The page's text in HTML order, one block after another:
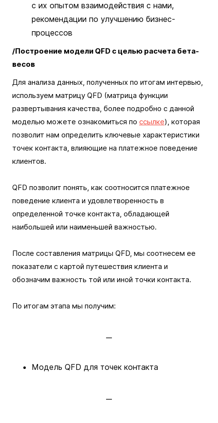
с их опытом взаимодействия с нами,
рекомендации по улучшению бизнес-
процессов
/Построение модели QFD с целью расчета бета-
весов
Для анализа данных, полученных по итогам интервью,
используем матрицу QFD (матрица функции
развертывания качества, более подробно с данной
моделью можете ознакомиться по ссылке), которая
позволит нам определить ключевые характеристики
точек контакта, влияющие на платежное поведение
клиентов.
QFD позволит понять, как соотносится платежное
поведение клиента и удовлетворенность в
определенной точке контакта, обладающей
наибольшей или наименьшей важностью.
После составления матрицы QFD, мы соотнесем ее
показатели с картой путешествия клиента и
обозначим важность той или иной точки контакта.
По итогам этапа мы получим:
Модель QFD для точек контакта